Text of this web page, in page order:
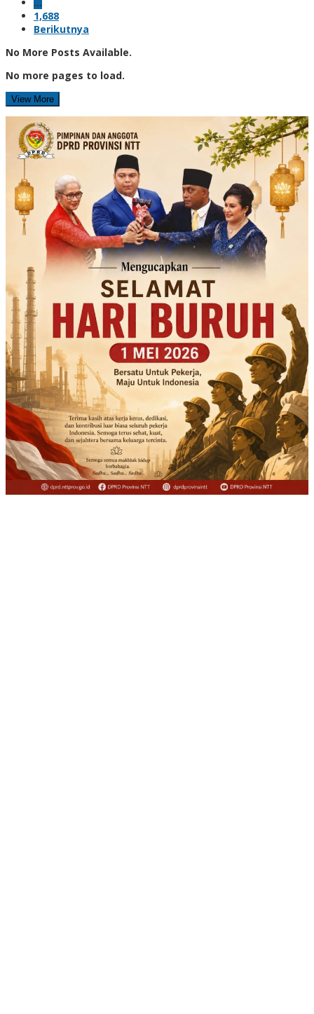
1,688
Berikutnya
No More Posts Available.
No more pages to load.
View More